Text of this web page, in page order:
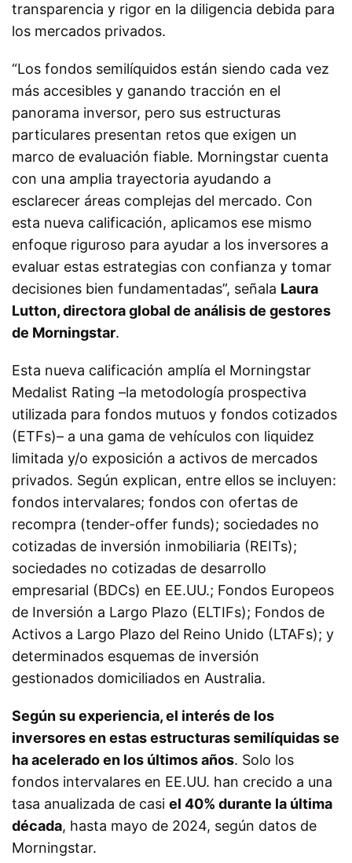
transparencia y rigor en la diligencia debida para
los mercados privados.
“Los fondos semilíquidos están siendo cada vez
más accesibles y ganando tracción en el
panorama inversor, pero sus estructuras
particulares presentan retos que exigen un
marco de evaluación fiable. Morningstar cuenta
con una amplia trayectoria ayudando a
esclarecer áreas complejas del mercado. Con
esta nueva calificación, aplicamos ese mismo
enfoque riguroso para ayudar a los inversores a
evaluar estas estrategias con confianza y tomar
decisiones bien fundamentadas”, señala Laura
Lutton, directora global de análisis de gestores
de Morningstar.
Esta nueva calificación amplía el Morningstar
Medalist Rating –la metodología prospectiva
utilizada para fondos mutuos y fondos cotizados
(ETFs)– a una gama de vehículos con liquidez
limitada y/o exposición a activos de mercados
privados. Según explican, entre ellos se incluyen:
fondos intervalares; fondos con ofertas de
recompra (tender-offer funds); sociedades no
cotizadas de inversión inmobiliaria (REITs);
sociedades no cotizadas de desarrollo
empresarial (BDCs) en EE.UU.; Fondos Europeos
de Inversión a Largo Plazo (ELTIFs); Fondos de
Activos a Largo Plazo del Reino Unido (LTAFs); y
determinados esquemas de inversión
gestionados domiciliados en Australia.
Según su experiencia, el interés de los
inversores en estas estructuras semilíquidas se
ha acelerado en los últimos años. Solo los
fondos intervalares en EE.UU. han crecido a una
tasa anualizada de casi el 40% durante la última
década, hasta mayo de 2024, según datos de
Morningstar.